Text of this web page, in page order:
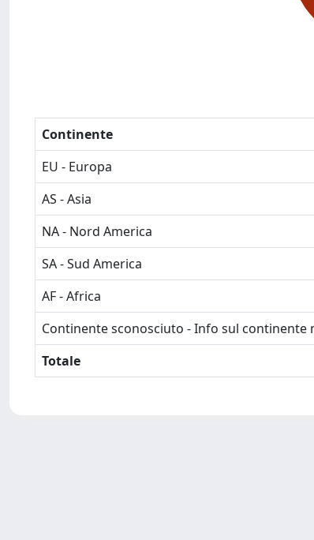
Continente
EU - Europa
AS - Asia
NA - Nord America
SA - Sud America
AF - Africa
Continente sconosciuto - Info sul continente
Totale